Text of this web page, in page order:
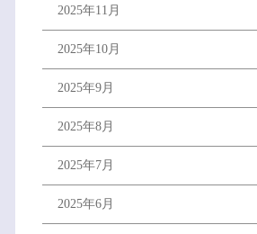
2025年11月
2025年10月
2025年9月
2025年8月
2025年7月
2025年6月